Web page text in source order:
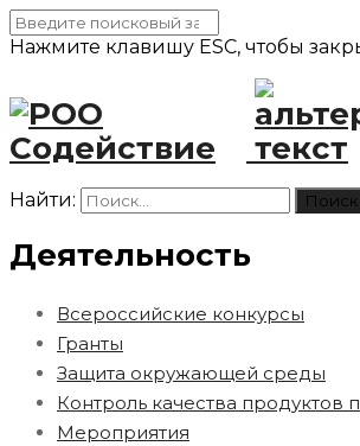
Нажмите клавишу ESC, чтобы
Найти:
Деятельность
Всероссийские конкурсы
Гранты
Защита окружающей среды
Контроль качества продуктов
Мероприятия